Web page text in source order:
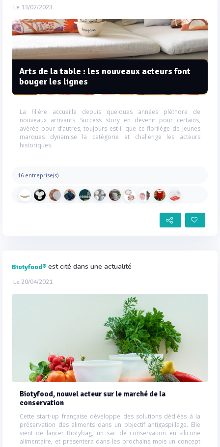
Le 13/02/2023
Arts de la table : les nouveaux acteurs font
bouger les lignes
La filière accueille depuis quelques années pléthore de
nouveaux arrivants. Success story en devenir pour certains,
avérée pour d’autres, toujours est-il que ce florilège de jeunes
marques dynamise la catégorie et challenge les acteurs
historiques.
16 entreprise(s)
Biotyfood® est cité dans une actualité
Le 20/04/2021
Biotyfood, nouvel acteur sur le marché de la
conservation
Cette start-up française développe des solutions dédiées à la
préservation des aliments dans un objectif antigaspillage. Elle
vient de lancer Biotybag, un sac de conservation en silicone
alimentaire, et présentera dans les prochains mois un concept